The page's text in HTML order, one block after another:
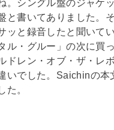
。シングル盤のジャケ
と書いてありました。
ッと録音したと聞いてい
ル・グルー」の次に買
ドレン・オブ・ザ・レ
いでした。Saichinの本
た。